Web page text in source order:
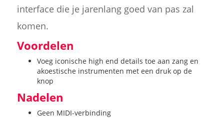
interface die je jarenlang goed van pas zal
komen.
Voordelen
Voeg iconische high end details toe aan zang en
akoestische instrumenten met een druk op de
knop
Nadelen
Geen MIDI-verbinding